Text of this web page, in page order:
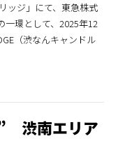
ッジ」にて、東急株式
一環として、2025年12
（渋なんキャンドル
渋南エリア